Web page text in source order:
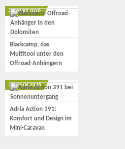
23. März 2026
Blackcamp, das
Multitool unter den
Offroad-Anhängern
3. Januar 2026
Adria Action 391:
Komfort und Design im
Mini-Caravan